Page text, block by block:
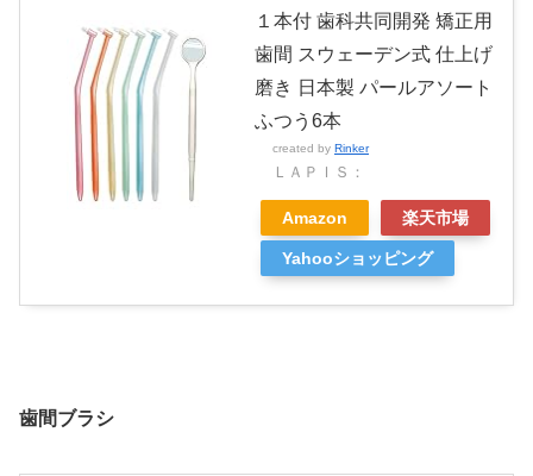
１本付 歯科共同開発 矯正用
歯間 スウェーデン式 仕上げ
磨き 日本製 パールアソート
ふつう6本
created by Rinker
ＬＡＰＩＳ：
Amazon 楽天市場
Yahooショッピング
歯間ブラシ